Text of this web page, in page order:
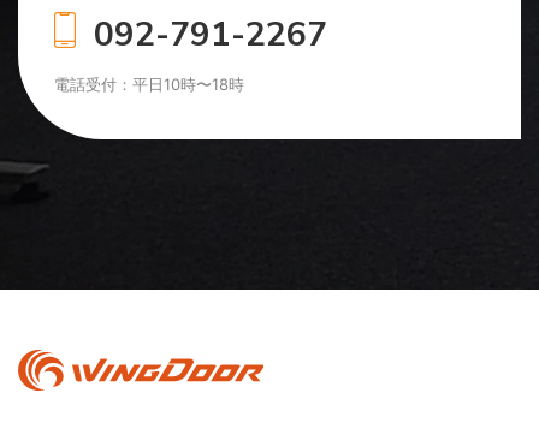
092-791-2267
電話受付：平日10時〜18時